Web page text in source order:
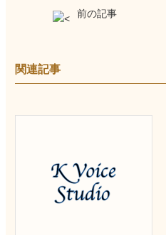
前の記事
関連記事